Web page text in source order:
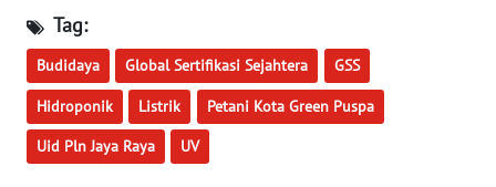
Tag:
Budidaya Global Sertifikasi Sejahtera GSS
Hidroponik Listrik Petani Kota Green Puspa
Uid Pln Jaya Raya UV
WN
SULUT
WN